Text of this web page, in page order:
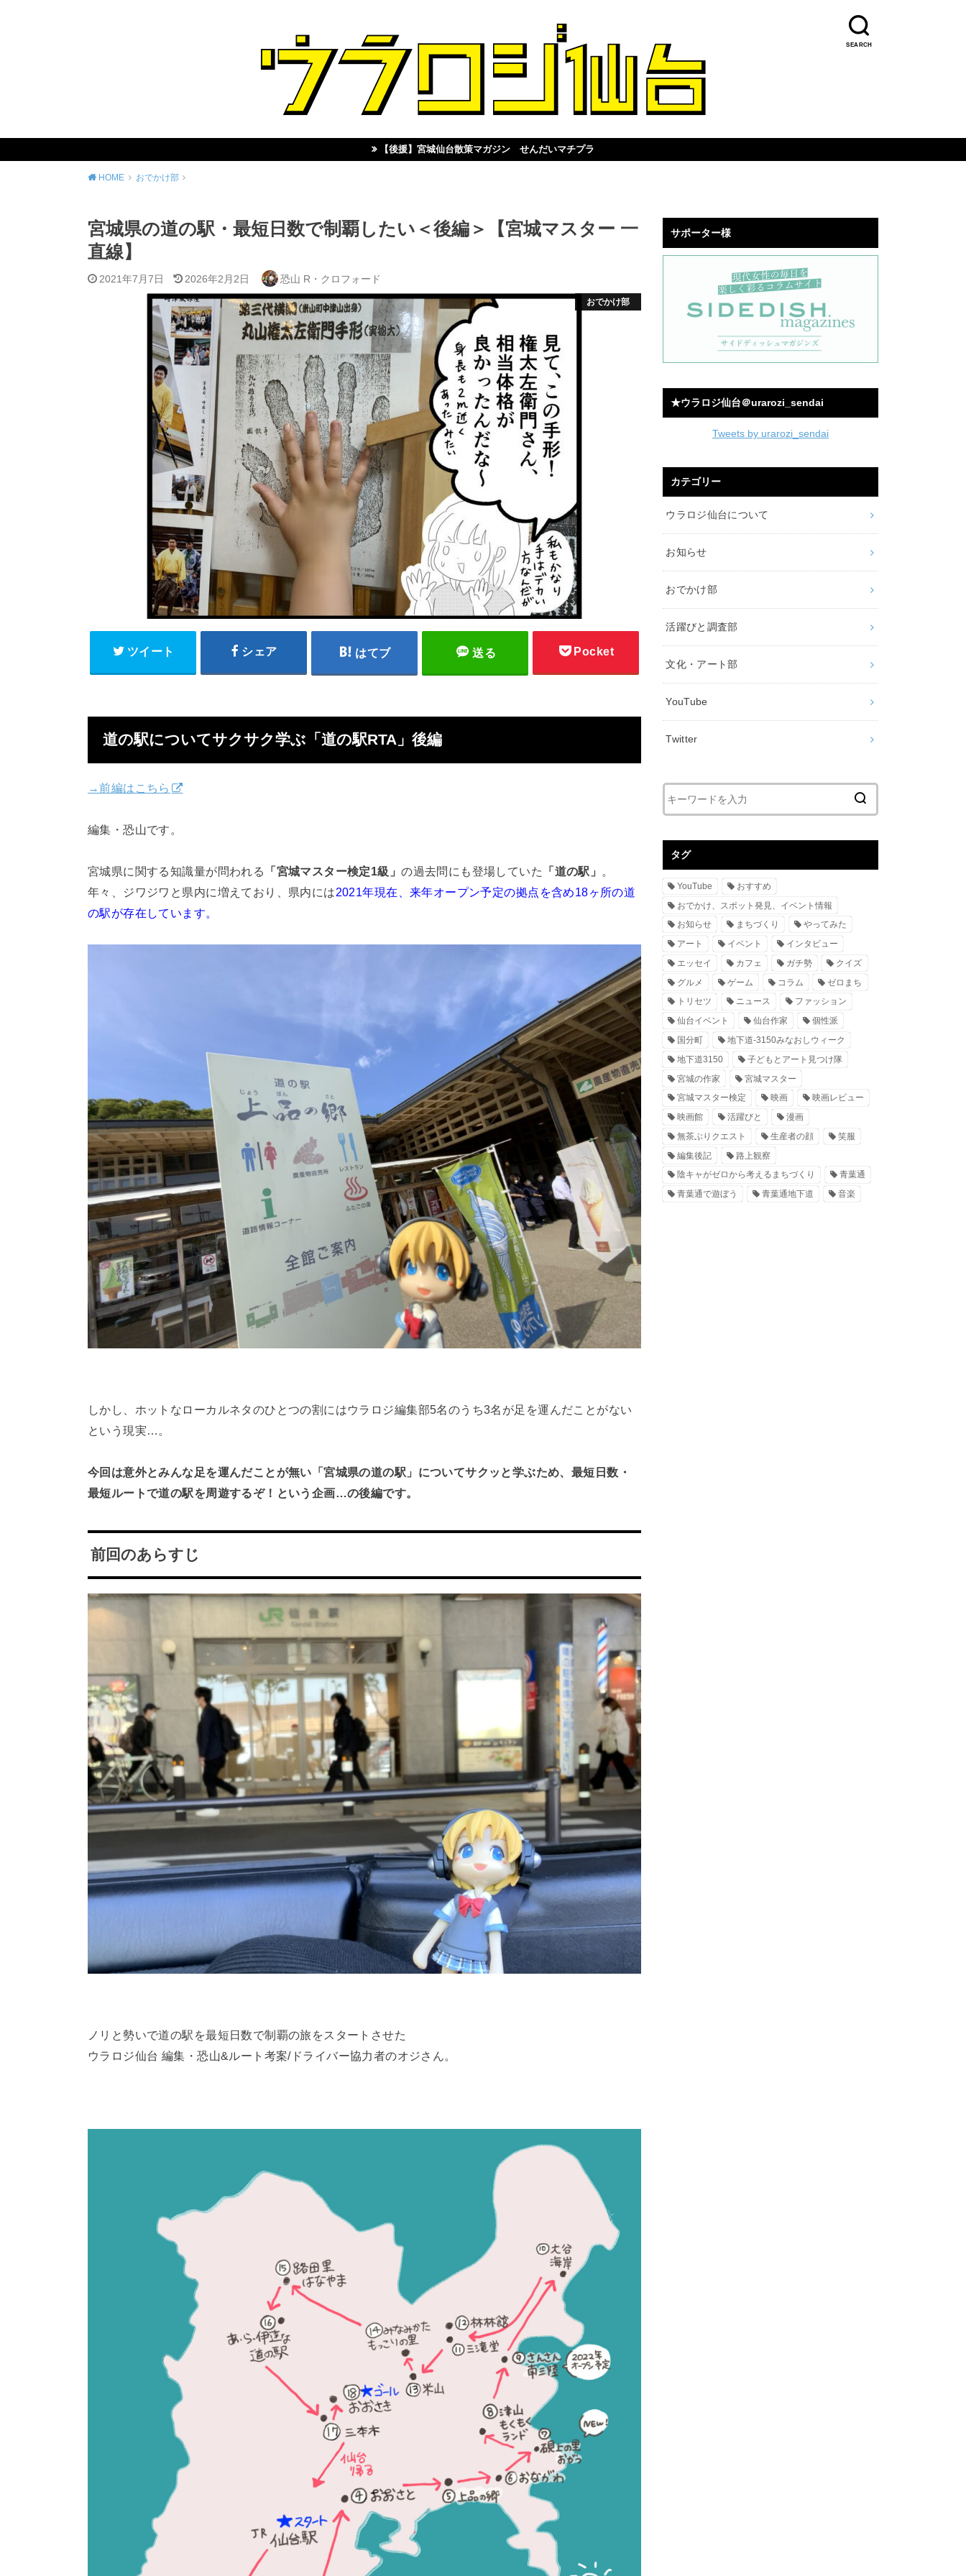
SEARCH
【後援】宮城仙台散策マガジン せんだいマチプラ
HOME おでかけ部
宮城県の道の駅・最短日数で制覇したい＜後編＞【宮城マスター 一
直線】
2021年7月7日 2026年2月2日 恐山 R・クロフォード
おでかけ部
ツイート シェア はてブ 送る Pocket
道の駅についてサクサク学ぶ「道の駅RTA 」後編
→前編はこちら
編集・恐山です。
宮城県に関する知識量が問われる 「宮城マスター検定1級」の過去問にも登場していた 「道の駅」
。
年々、ジワジワと県内に増えており、県内には2021年現在、来年オープン予定の拠点を含め18ヶ所の道
の駅が存在しています。
しかし、ホットなローカルネタのひとつの割にはウラロジ編集部5名のうち3名が足を運んだことがない
という現実…。
今回は意外とみんな足を運んだことが無い「宮城県の道の駅」についてサクッと学ぶため、最短日数・
最短ルートで道の駅を周遊するぞ！という企画…の後編です。
前回のあらすじ
ノリと勢いで道の駅を最短日数で制覇の旅をスタートさせた
ウラロジ仙台 編集・恐山&ルート考案/ドライバー協力者のオジさん。
サポーター様
★ウラロジ仙台＠urarozi_sendai
Tweets by urarozi_sendai
カテゴリー
ウラロジ仙台について
お知らせ
おでかけ部
活躍びと調査部
文化・アート部
YouTube
Twitter
タグ
YouTube
おすすめ
おでかけ、スポット発見、イベント情報
お知らせ
まちづくり
やってみた
アート
イベント
インタビュー
エッセイ
カフェ ガチ勢
クイズ
グルメ
ゲーム コラム
ゼロまち
トリセツ
ニュース
ファッション
仙台イベント
仙台作家
個性派
国分町
地下道-3150みなおしウィーク
地下道3150
子どもとアート見つけ隊
宮城の作家
宮城マスター
宮城マスター検定
映画
映画レビュー
映画館
活躍びと
漫画
無茶ぶりクエスト
生産者の顔
笑服
編集後記
路上観察
陰キャがゼロから考えるまちづくり
青葉通
青葉通で遊ぼう
青葉通地下道 音楽